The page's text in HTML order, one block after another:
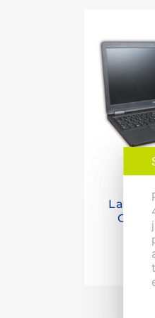
Core
GHz, 8
GB
Intel
9